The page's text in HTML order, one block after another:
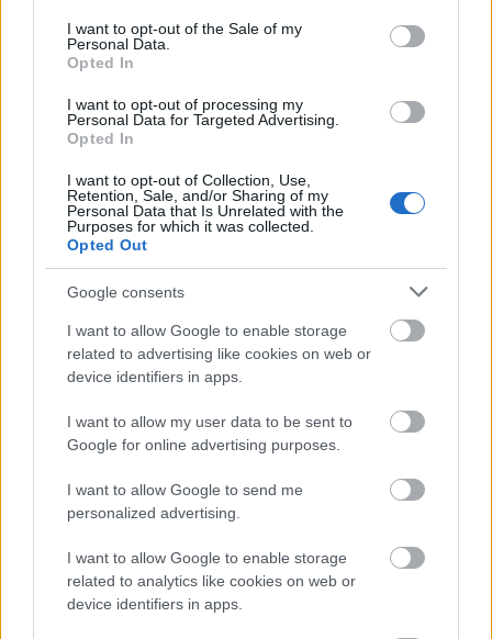
consent section.
I want to opt-out of the Sale of my
Personal Data.
Opted In
I want to opt-out of processing my
Personal Data for Targeted Advertising.
Opted In
I want to opt-out of Collection, Use,
Retention, Sale, and/or Sharing of my
Personal Data that Is Unrelated with the
Purposes for which it was collected.
Opted Out
Google consents
I want to allow Google to enable storage
related to advertising like cookies on web or
device identifiers in apps.
I want to allow my user data to be sent to
Google for online advertising purposes.
I want to allow Google to send me
personalized advertising.
I want to allow Google to enable storage
related to analytics like cookies on web or
device identifiers in apps.
equipos punteros puede darte una gran ventaja para alzarte
con el título. Futbolistas como Kane, Griezmann, Toni Kroos,
Eriksen, Bruno Fernandes, De Bruyne, Shaqiri, Modric o
Mount pueden ser un valor seguro.
6. No desesperes tras la primera fase: las reglas
cambian
Comunio Eurocopa tiene 7 jornadas divididas en dos fases:
la primera compuesta por las tres jornadas de fase de
rondas eliminatorias. Cuando llegue la ronda eliminatoria,
¡las reglas del juego cambian!
A partir de octavos los puntos de tus jugadores se
eliminadas ya no saldrán en el mercado de fichajes y
puedes dejar huecos vacíos en tu equipo sin recibir la
penalización de -4 puntos. Por tanto, si has tenido una mala
primera fase, puedes tener aún opciones de victoria si eres
sigan en el torneo.